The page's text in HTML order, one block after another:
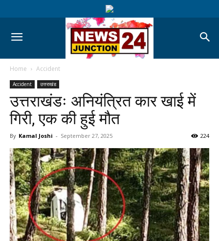
Home Accident
Accident उत्तराखंड
उत्तराखंडः अनियंत्रित कार खाई में
गिरी, एक की हुई मौत
By Kamal Joshi - September 27, 2025 224